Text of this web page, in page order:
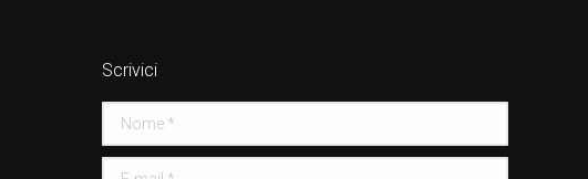
Scrivici
Nome *
E-mail *